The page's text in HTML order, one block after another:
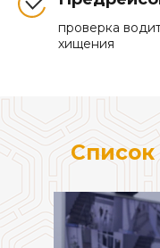
проверка
хищения
Список